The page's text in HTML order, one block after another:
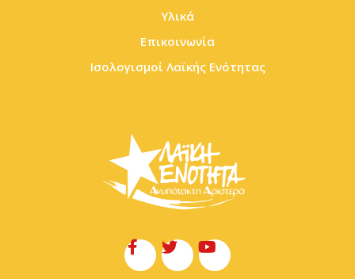
Υλικά
Επικοινωνία
Ισολογισμοί Λαϊκής Ενότητας